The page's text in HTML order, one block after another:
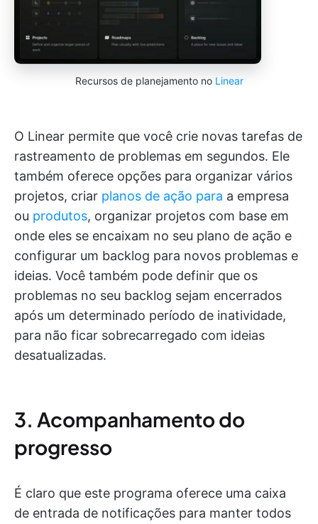
Recursos de planejamento no Linear
O Linear permite que você crie novas tarefas de
rastreamento de problemas em segundos. Ele
também oferece opções para organizar vários
projetos, criar planos de ação para a empresa
ou produtos, organizar projetos com base em
onde eles se encaixam no seu plano de ação e
configurar um backlog para novos problemas e
ideias. Você também pode definir que os
problemas no seu backlog sejam encerrados
após um determinado período de inatividade,
para não ficar sobrecarregado com ideias
desatualizadas.
3. Acompanhamento do
progresso
É claro que este programa oferece uma caixa
de entrada de notificações para manter todos